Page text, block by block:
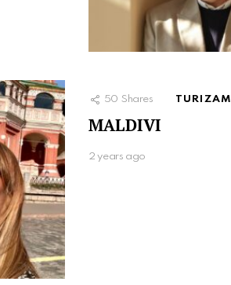
50 Shares TURIZAM
MALDIVI
2 years ago